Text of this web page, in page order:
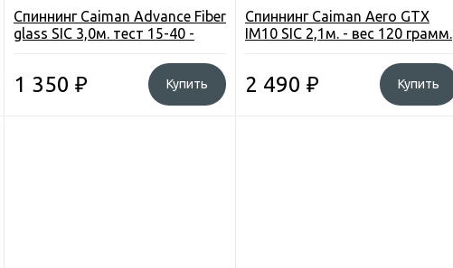
Спиннинг Caiman Advance Fiber
glass SIC 3,0м. тест 15-40 -
1 350 ₽ Купить
Спиннинг Caiman Aero GTX
IM10 SIC 2,1м. - вес 120 грамм.
2 490 ₽ Купить